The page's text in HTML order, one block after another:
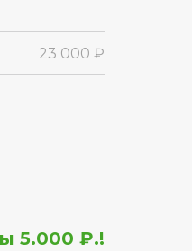
23 000 ₽
5.000 ₽.!